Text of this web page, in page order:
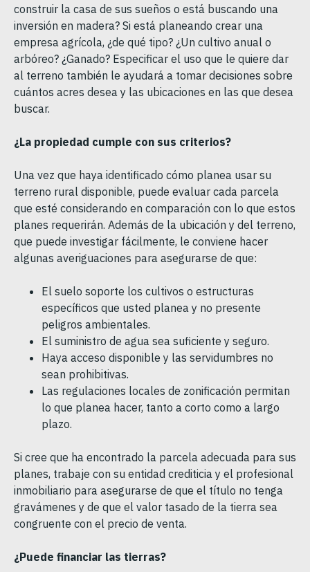
construir la casa de sus sueños o está buscando una
inversión en madera? Si está planeando crear una
empresa agrícola, ¿de qué tipo? ¿Un cultivo anual o
arbóreo? ¿Ganado? Especificar el uso que le quiere dar
al terreno también le ayudará a tomar decisiones sobre
cuántos acres desea y las ubicaciones en las que desea
buscar.
¿La propiedad cumple con sus criterios?
Una vez que haya identificado cómo planea usar su
terreno rural disponible, puede evaluar cada parcela
que esté considerando en comparación con lo que estos
planes requerirán. Además de la ubicación y del terreno,
que puede investigar fácilmente, le conviene hacer
algunas averiguaciones para asegurarse de que:
El suelo soporte los cultivos o estructuras
específicos que usted planea y no presente
peligros ambientales.
El suministro de agua sea suficiente y seguro.
Haya acceso disponible y las servidumbres no
sean prohibitivas.
Las regulaciones locales de zonificación permitan
lo que planea hacer, tanto a corto como a largo
plazo.
Si cree que ha encontrado la parcela adecuada para sus
planes, trabaje con su entidad crediticia y el profesional
inmobiliario para asegurarse de que el título no tenga
gravámenes y de que el valor tasado de la tierra sea
congruente con el precio de venta.
¿Puede financiar las tierras?